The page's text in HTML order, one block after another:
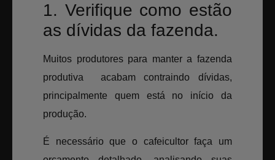
1. Verifique como estão
as dívidas da fazenda.
Muitos produtores para manter a fazenda
produtiva acabam contraindo dívidas,
principalmente quem está no início da
produção.
É necessário que o cafeicultor faça um